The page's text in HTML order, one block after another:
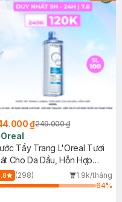
₫249.000 ₫
Tẩy Trang L'Oreal Tươi
Cho Da Dầu, Hỗn Hợp
(298)
1.9k/tháng
64%